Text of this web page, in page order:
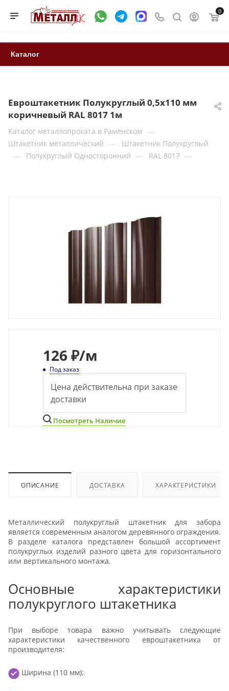
0
Каталог
Евроштакетник Полукруглый 0,5x110 мм
коричневый RAL 8017 1м
Каталог металлопроката в Раменском —
Штакетник металлический — Штакетник Полукруглый
— Полукруглый Односторонний — RAL 8017 —
126 ₽/м
Под заказ
Цена действительна при заказе
доставки
Посмотреть Наличие
ОПИСАНИЕ ДОСТАВКА ХАРАКТЕРИСТИКИ
Металлический полукруглый штакетник для забора
является современным аналогом деревянного ограждения.
В разделе каталога представлен большой ассортимент
полукруглых изделий разного цвета для горизонтального
или вертикального монтажа.
Основные характеристики
полукруглого штакетника
При выборе товара важно учитывать следующие
характеристики качественного евроштакетника от
производителя:
Ширина (110 мм);